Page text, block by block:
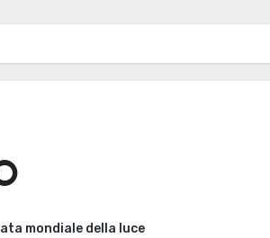
mondiale della luce